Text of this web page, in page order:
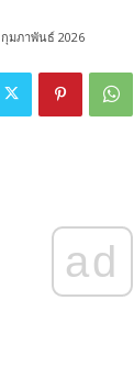
มภาพันธ์ 2026
ad